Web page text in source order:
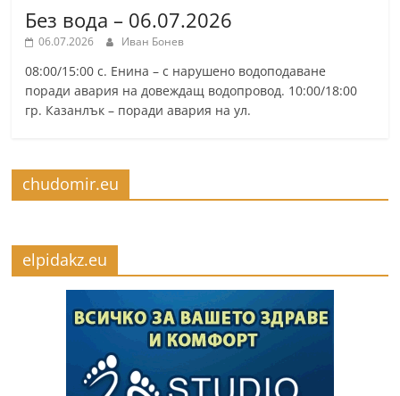
Без вода – 06.07.2026
06.07.2026 Иван Бонев
08:00/15:00 с. Енина – с нарушено водоподаване
поради авария на довеждащ водопровод. 10:00/18:00
гр. Казанлък – поради авария на ул.
chudomir.eu
elpidakz.eu